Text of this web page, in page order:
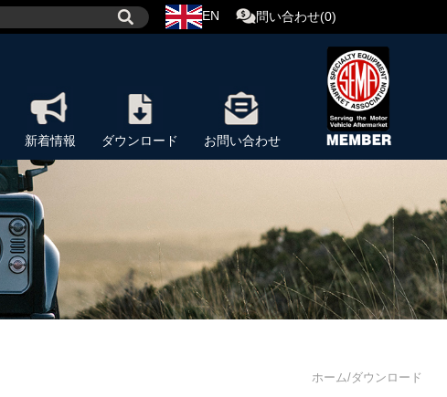
EN 問い合わせ(0)
新着情報 ダウンロード お問い合わせ
ホーム/ダウンロード